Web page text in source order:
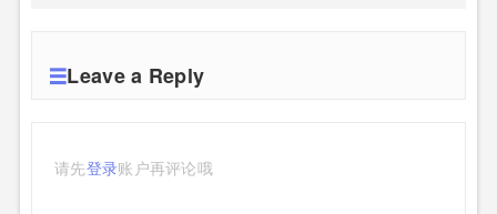
Leave a Reply
请先登录账户再评论哦